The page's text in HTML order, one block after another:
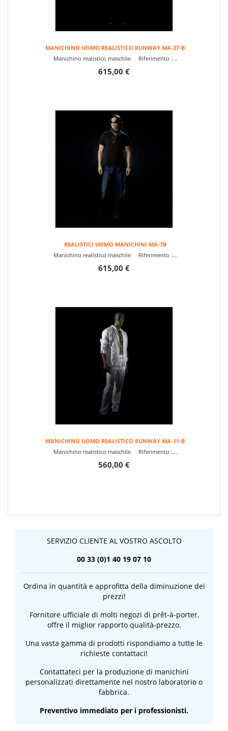
MANICHINO UOMO REALISTICO RUNWAY MA-27-B
Manichino realistico maschile Riferimento :...
615,00 €
REALISTICI UOMO MANICHINI MA-7B
Manichino realistico maschile Riferimento :...
615,00 €
MANICHINO UOMO REALISTICO RUNWAY MA-11-B
Manichino realistico maschile Riferimento :...
560,00 €
SERVIZIO CLIENTE AL VOSTRO ASCOLTO
00 33 (0)1 40 19 07 10
Ordina in quantità e approfitta della diminuzione dei
prezzi!
Fornitore ufficiale di molti negozi di prêt-à-porter,
offre il miglior rapporto qualità-prezzo.
Una vasta gamma di prodotti rispondiamo a tutte le
richieste contattaci!
Contattateci per la produzione di manichini
personalizzati direttamente nel nostro laboratorio o
fabbrica.
Preventivo immediato per i professionisti.